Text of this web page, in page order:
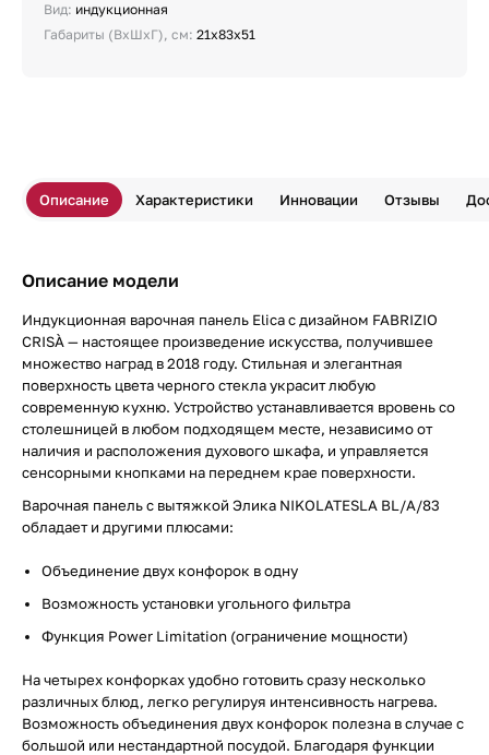
Вид: индукционная
Габариты (ВхШхГ), см: 21х83х51
Описание Характеристики Инновации Отзывы
Описание модели
Индукционная варочная панель Elica с дизайном FABRIZIO
CRISÀ — настоящее произведение искусства, получившее
множество наград в 2018 году. Стильная и элегантная
поверхность цвета черного стекла украсит любую
современную кухню. Устройство устанавливается вровень со
столешницей в любом подходящем месте, независимо от
наличия и расположения духового шкафа, и управляется
сенсорными кнопками на переднем крае поверхности.
Варочная панель с вытяжкой Элика NIKOLATESLA BL/A/83
обладает и другими плюсами:
Объединение двух конфорок в одну
Возможность установки угольного фильтра
Функция Power Limitation (ограничение мощности)
На четырех конфорках удобно готовить сразу несколько
различных блюд, легко регулируя интенсивность нагрева.
Возможность объединения двух конфорок полезна в случае с
большой или нестандартной посудой. Благодаря функции